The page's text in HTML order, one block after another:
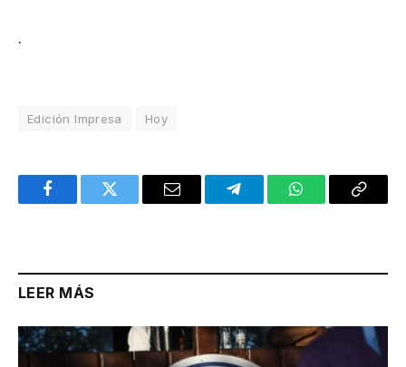
.
Edición Impresa Hoy
FacebookTwitter Email TelegramWhatsAppCopy
LEER MÁS